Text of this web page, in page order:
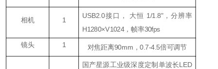
相机 1
USB2.0接口， 大恒 1/1.8"，分辨率
H1280×V1024，帧率30fps
镜头 1 对焦距离90mm，0.7-4.5倍可调节
国产星源工业级深度定制单波长LED